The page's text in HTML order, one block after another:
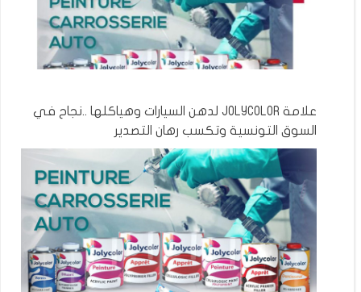
علامة JOLYCOLOR لدهن السيارات وهياكلها ..نجاح في
السوق التونسية وتكسب رهان التصدير